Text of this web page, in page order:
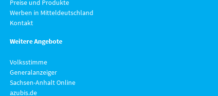
Preise und Produkte
Werben in Mitteldeutschland
Kontakt
Weitere Angebote
Volksstimme
Generalanzeiger
Sachsen-Anhalt Online
azubis.de